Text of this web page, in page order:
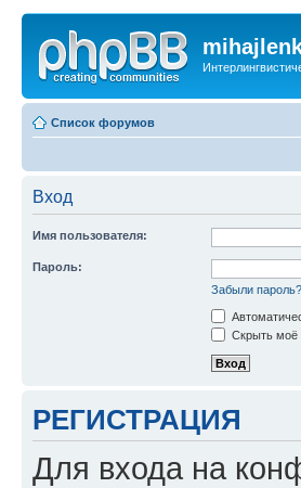
Список форумов
Вход
Имя пользователя:
Пароль:
Забыли пароль?
Скрыть моё
РЕГИСТРАЦИЯ
Для входа на